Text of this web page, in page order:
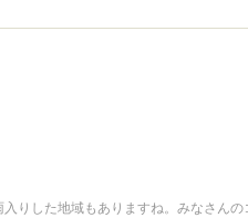
りした地域もありますね。みなさん